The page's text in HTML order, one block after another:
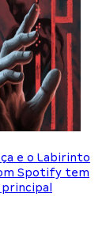
e o Labirinto
Spotify tem